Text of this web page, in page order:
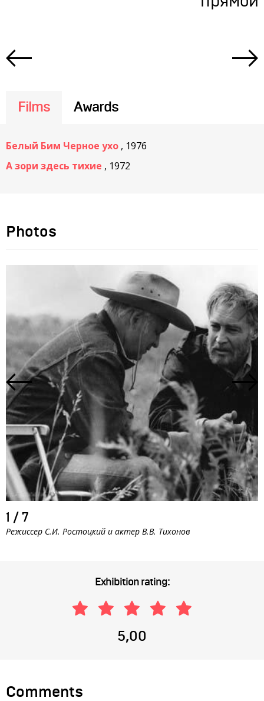
Films Awards
Белый Бим Черное ухо , 1976
А зори здесь тихие , 1972
Photos
1 / 7
Режиссер С.И. Ростоцкий и актер В.В. Тихонов
Exhibition rating:
5,00
Comments